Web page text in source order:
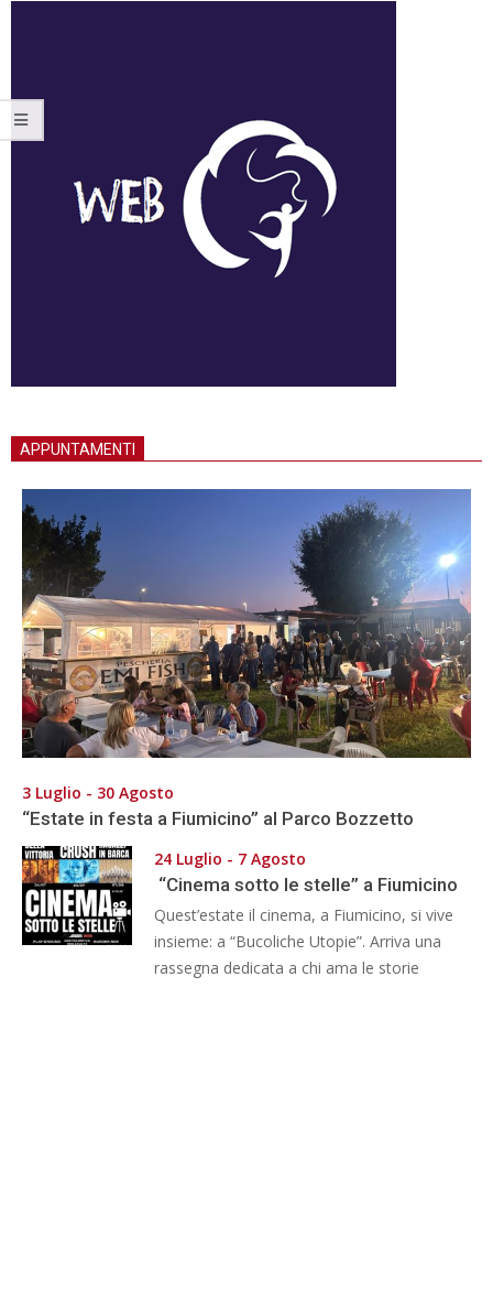
APPUNTAMENTI
3 Luglio - 30 Agosto
“Estate in festa a Fiumicino” al Parco Bozzetto
24 Luglio - 7 Agosto
“Cinema sotto le stelle” a Fiumicino
Quest’estate il cinema, a Fiumicino, si vive
insieme: a “Bucoliche Utopie”. Arriva una
rassegna dedicata a chi ama le storie